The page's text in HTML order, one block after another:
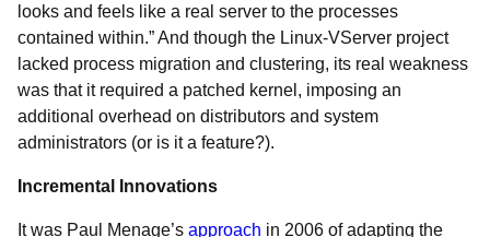
looks and feels like a real server to the processes
contained within.” And though the Linux-VServer project
lacked process migration and clustering, its real weakness
was that it required a patched kernel, imposing an
additional overhead on distributors and system
administrators (or is it a feature?).
Incremental Innovations
It was Paul Menage’s approach in 2006 of adapting the